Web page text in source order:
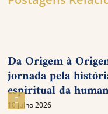
Da Origem à
jornada pela
espiritual da
10 julho 2026